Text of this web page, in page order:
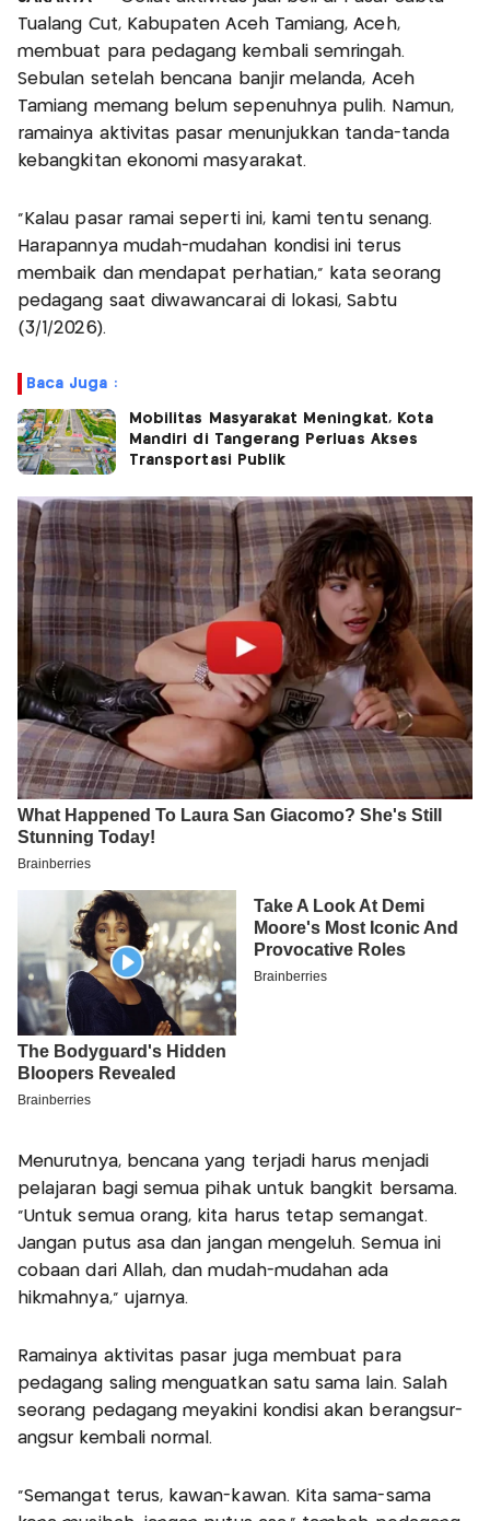
Tualang Cut, Kabupaten Aceh Tamiang, Aceh,
membuat para pedagang kembali semringah.
Sebulan setelah bencana banjir melanda, Aceh
Tamiang memang belum sepenuhnya pulih. Namun,
ramainya aktivitas pasar menunjukkan tanda-tanda
kebangkitan ekonomi masyarakat.
“Kalau pasar ramai seperti ini, kami tentu senang.
Harapannya mudah-mudahan kondisi ini terus
membaik dan mendapat perhatian,” kata seorang
pedagang saat diwawancarai di lokasi, Sabtu
(3/1/2026).
Baca Juga :
Mobilitas Masyarakat Meningkat, Kota
Mandiri di Tangerang Perluas Akses
Transportasi Publik
Menurutnya, bencana yang terjadi harus menjadi
pelajaran bagi semua pihak untuk bangkit bersama.
“Untuk semua orang, kita harus tetap semangat.
Jangan putus asa dan jangan mengeluh. Semua ini
cobaan dari Allah, dan mudah-mudahan ada
hikmahnya,” ujarnya.
Ramainya aktivitas pasar juga membuat para
pedagang saling menguatkan satu sama lain. Salah
seorang pedagang meyakini kondisi akan berangsur-
angsur kembali normal.
“Semangat terus, kawan-kawan. Kita sama-sama